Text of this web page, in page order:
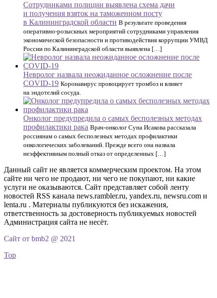
Сотрудниками полиции выявлена схема дачи
и получения взяток на таможенном посту
в Калининградской области В результате проведения
оперативно-розыскных мероприятий сотрудниками управления
экономической безопасности и противодействия коррупции УМВД
России по Калининградской области выявлена […]
Невролог назвала неожиданное осложнение после
COVID-19 Коронавирус провоцирует тромбоз и влияет
на эндотелий сосуда.
Онколог предупредила о самых бесполезных методах
профилактики рака Врач-онколог Суна Исакова рассказала
россиянам о самых бесполезных методах профилактики
онкологических заболеваний. Прежде всего она назвала
неэффективным полный отказ от определенных […]
Данный сайт не является коммерческим проектом. На этом
сайте ни чего не продают, ни чего не покупают, ни какие
услуги не оказываются. Сайт представляет собой ленту
новостей RSS канала news.rambler.ru, yandex.ru, newsru.com и
lenta.ru . Материалы публикуются без искажения,
ответственность за достоверность публикуемых новостей
Администрация сайта не несёт.
Сайт от bmb2 @ 2021
Top